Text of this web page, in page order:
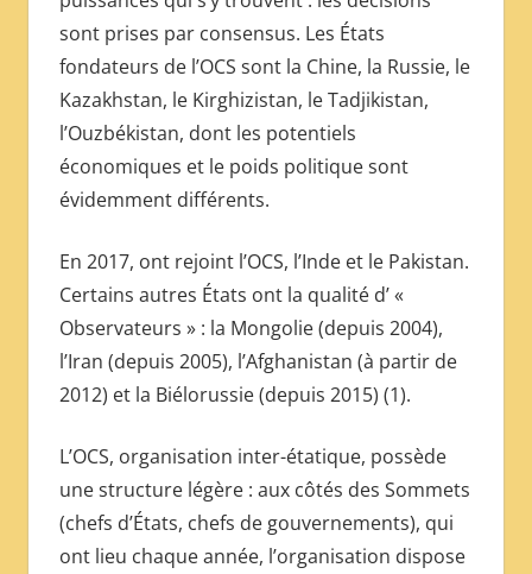
sont prises par consensus. Les États
fondateurs de l’OCS sont la Chine, la Russie, le
Kazakhstan, le Kirghizistan, le Tadjikistan,
l’Ouzbékistan, dont les potentiels
économiques et le poids politique sont
évidemment différents.
En 2017, ont rejoint l’OCS, l’Inde et le Pakistan.
Certains autres États ont la qualité d’ «
Observateurs » : la Mongolie (depuis 2004),
l’Iran (depuis 2005), l’Afghanistan (à partir de
2012) et la Biélorussie (depuis 2015) (1).
L’OCS, organisation inter-étatique, possède
une structure légère : aux côtés des Sommets
(chefs d’États, chefs de gouvernements), qui
ont lieu chaque année, l’organisation dispose